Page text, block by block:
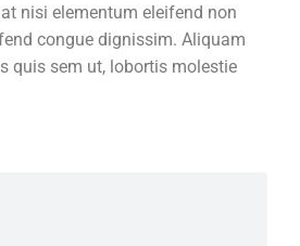
nisi elementum eleifend non
congue dignissim. Aliquam
quis sem ut, lobortis molestie